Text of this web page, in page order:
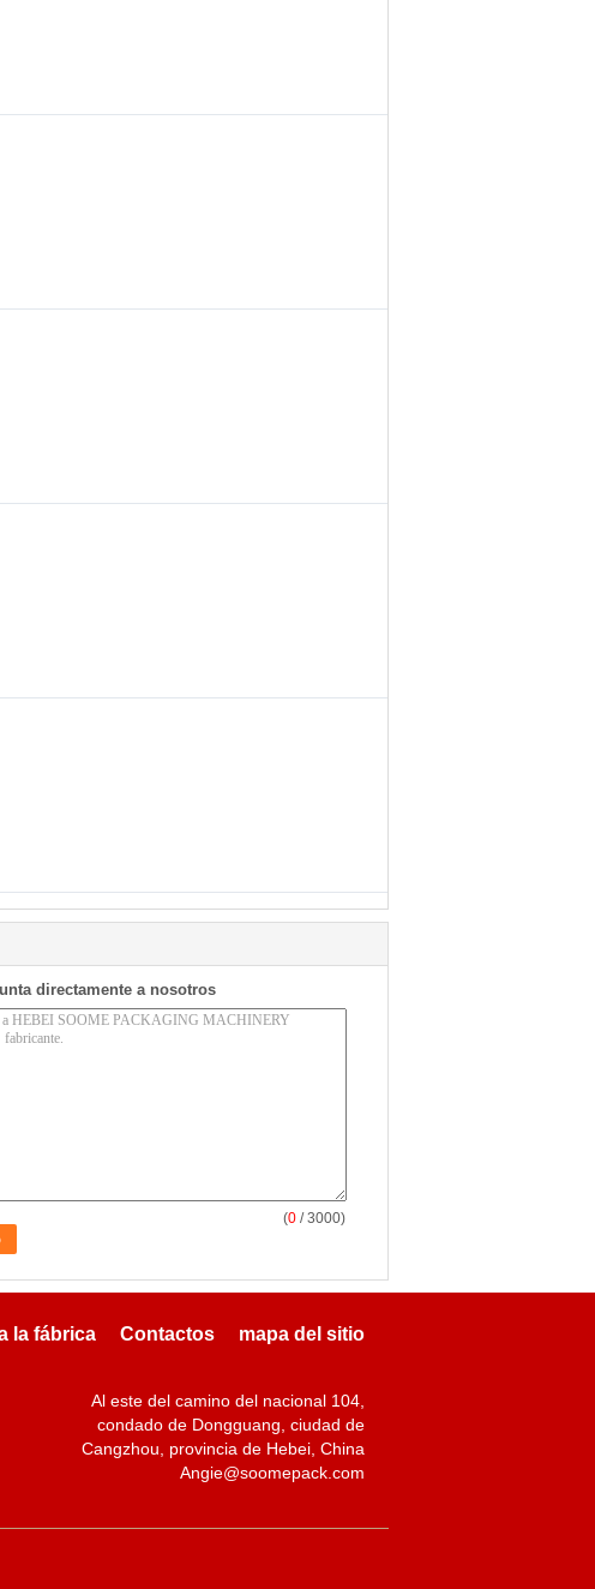
directamente a nosotros
(0 / 3000)
mapa del sitio
Contactos
la fábrica
Al este del camino del nacional 104,
condado de Dongguang, ciudad de
Cangzhou, provincia de Hebei, China
Angie@soomepack.com